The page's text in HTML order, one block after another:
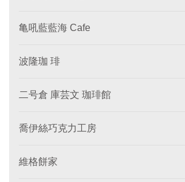
亀吼藍藍海 Cafe
波隆珈 琲
二号倉 庫芸文 珈琲館
喬伊絲巧克力工房
維格餅家